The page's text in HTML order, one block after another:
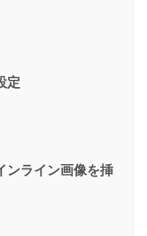
定
ンライン画像を挿